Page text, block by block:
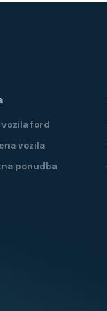
vozila ford
vozila
ponudba